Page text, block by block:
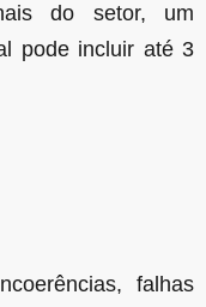
do setor, um
pode incluir até 3
falhas